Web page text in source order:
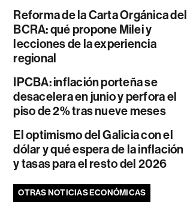
Reforma de la Carta Orgánica del
BCRA: qué propone Milei y
lecciones de la experiencia
regional
IPCBA: inflación porteña se
desacelera en junio y perfora el
piso de 2% tras nueve meses
El optimismo del Galicia con el
dólar y qué espera de la inflación
y tasas para el resto del 2026
OTRAS NOTICIAS ECONÓMICAS